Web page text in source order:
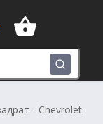
- Chevrolet